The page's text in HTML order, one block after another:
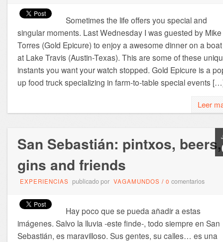
Sometimes the life offers you special and
singular moments. Last Wednesday I was guested by Mike
Torres (Gold Epicure) to enjoy a awesome dinner on a boat
at Lake Travis (Austin-Texas). This are some of these
instants you want your watch stopped. Gold Epicure is a
up food truck specializing in farm-to-table special events
Leer
San Sebastián: pintxos, beers,
gins and friends
EXPERIENCIAS publicado por VAGAMUNDOS / 0 comentarios
Hay poco que se pueda añadir a estas
imágenes. Salvo la lluvia -este finde-, todo siempre en San
Sebastián, es maravilloso. Sus gentes, su calles… es una